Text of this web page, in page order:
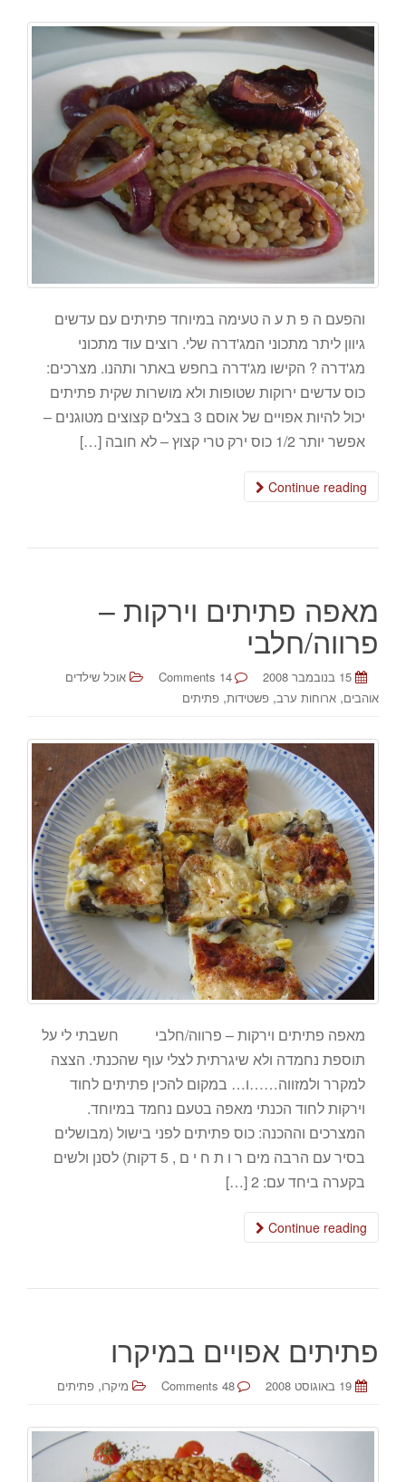
והפעם ה פ ת ע ה טעימה במיוחד פתיתים עם עדשים
גיוון ליתר מתכוני המג'דרה שלי. רוצים עוד מתכוני
מג'דרה ? הקישו מג'דרה בחפש באתר ותהנו. מצרכים:
כוס עדשים ירוקות שטופות ולא מושרות שקית פתיתים
יכול להיות אפויים של אוסם 3 בצלים קצוצים מטוגנים –
אפשר יותר 1/2 כוס ירק טרי קצוץ – לא חובה […]
Continue reading
מאפה פתיתים וירקות –
פרווה/חלבי
15 בנובמבר 2008 14 Comments
אוכל שילדים
אוהבים, ארוחות ערב, פשטידות, פתיתים
מאפה פתיתים וירקות – פרווה/חלבי חשבתי לי על
תוספת נחמדה ולא שיגרתית לצלי עוף שהכנתי. הצצה
למקרר ולמזווה……ו… במקום להכין פתיתים לחוד
וירקות לחוד הכנתי מאפה בטעם נחמד במיוחד.
המצרכים וההכנה: כוס פתיתים לפני בישול (מבושלים
בסיר עם הרבה מים ר ו ת ח י ם , 5 דקות) לסנן ולשים
בקערה ביחד עם: 2 […]
Continue reading
פתיתים אפויים במיקרו
19 באוגוסט 2008 48 Comments מיקרו, פתיתים